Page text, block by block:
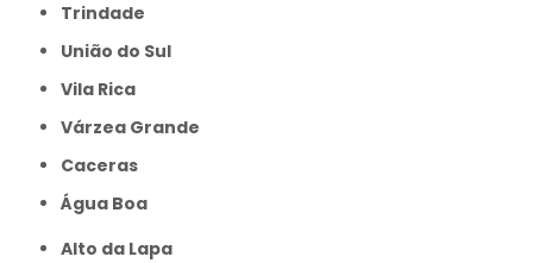
Trindade
União do Sul
Vila Rica
Várzea Grande
caceras
Água Boa
Alto da Lapa